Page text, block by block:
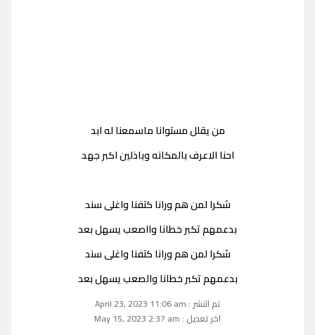
من يقلل مستوانا ماسمعنا له ابد
احنا الاعرف بالمكانه وباذلين اكبر جهد
شكرا لمن هم ورانا كتفنا واغلى سند
بدعمهم تكبر خطانا وااصعب يسهل بعد
شكرا لمن هم ورانا كتفنا واغلى سند
بدعمهم تكبر خطانا والصعب يسهل بعد
تم النشر : April 23, 2023 11:06 am
اخر تعديل : May 15, 2023 2:37 am